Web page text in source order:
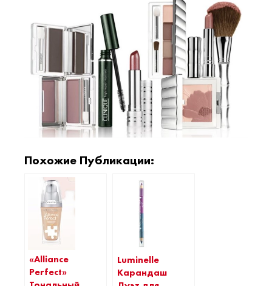
Похожие Публикации:
«Alliance
Perfect»
Luminelle
Карандаш